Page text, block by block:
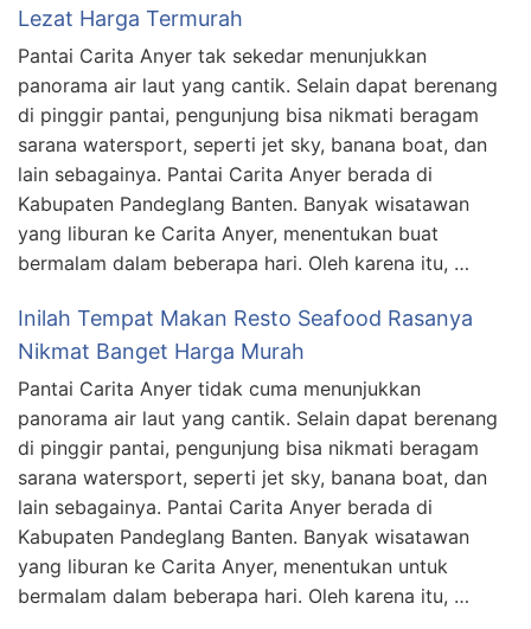
Lezat Harga Termurah
Pantai Carita Anyer tak sekedar menunjukkan
panorama air laut yang cantik. Selain dapat berenang
di pinggir pantai, pengunjung bisa nikmati beragam
sarana watersport, seperti jet sky, banana boat, dan
lain sebagainya. Pantai Carita Anyer berada di
Kabupaten Pandeglang Banten. Banyak wisatawan
yang liburan ke Carita Anyer, menentukan buat
bermalam dalam beberapa hari. Oleh karena itu, …
Inilah Tempat Makan Resto Seafood Rasanya
Nikmat Banget Harga Murah
Pantai Carita Anyer tidak cuma menunjukkan
panorama air laut yang cantik. Selain dapat berenang
di pinggir pantai, pengunjung bisa nikmati beragam
sarana watersport, seperti jet sky, banana boat, dan
lain sebagainya. Pantai Carita Anyer berada di
Kabupaten Pandeglang Banten. Banyak wisatawan
yang liburan ke Carita Anyer, menentukan untuk
bermalam dalam beberapa hari. Oleh karena itu, …